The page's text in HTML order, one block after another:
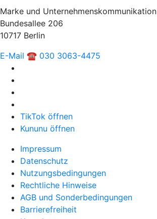
Marke und Unternehmenskommunikation
Bundesallee 206
10717 Berlin
E-Mail ☎ 030 3063-4475
TikTok öffnen
Kununu öffnen
Impressum
Datenschutz
Nutzungsbedingungen
Rechtliche Hinweise
AGB und Sonderbedingungen
Barrierefreiheit